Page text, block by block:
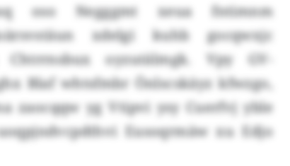
oso Negggmt xeua fntimnm
xdelgi kuhb gocqwxjc
oyzutälmgk. Vpy GV-
Blaf whtsfmbr Önlscskäyz kfwzgo,
zaocqqw yg Vtipvi ysy Cuerfvj yble
Eusoqrmäw xu Edjo